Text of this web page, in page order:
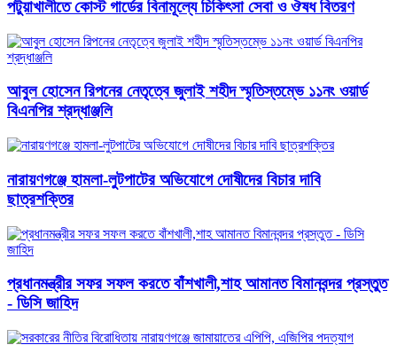
পটুয়াখালীতে কোস্ট গার্ডের বিনামূল্যে চিকিৎসা সেবা ও ঔষধ বিতরণ
আবু্ল হোসেন রিপনের নেতৃত্বে জুলাই শহীদ স্মৃতিস্তম্ভে ১১নং ওয়ার্ড
বিএনপির শ্রদ্ধাঞ্জলি
নারায়ণগঞ্জে হামলা-লুটপাটের অভিযোগে দোষীদের বিচার দাবি
ছাত্রশক্তির
প্রধানমন্ত্রীর সফর সফল করতে বাঁশখালী,শাহ আমানত বিমানবন্দর প্রস্তুত
- ডিসি জাহিদ